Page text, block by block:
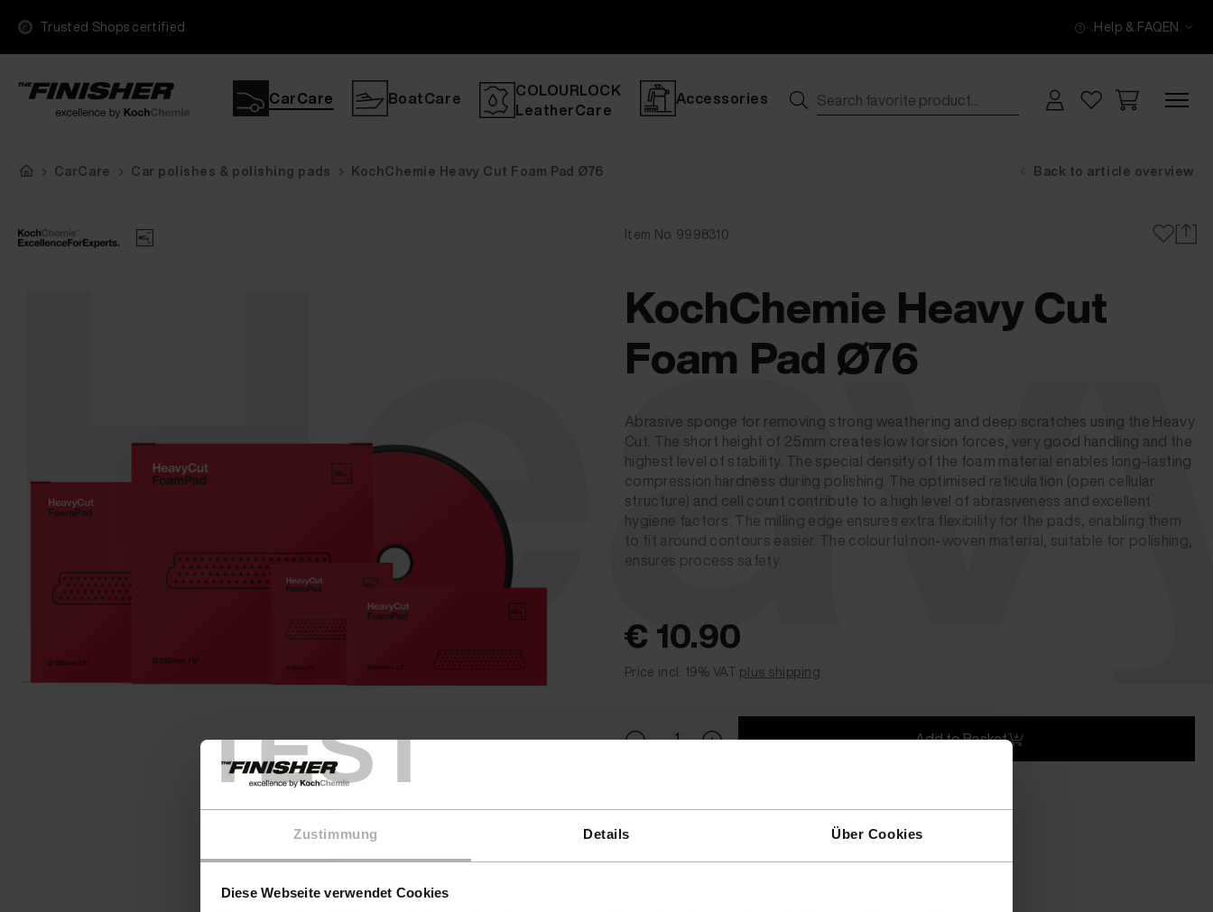
TEST
Zustimmung Details Über Cookies
Diese Webseite verwendet Cookies
Trusted Shops certified Help & FAQEN
CarCare BoatCare
COLOURLOCK
LeatherCare
Accessories
CarCare Car polishes & polishing pads KochChemie Heavy Cut Foam Pad Ø76 Back to article overview
Item No. 9998310
KochChemie Heavy Cut
Foam Pad Ø76
Abrasive sponge for removing strong weathering and deep scratches using the Heavy
Cut. The short height of 25mm creates low torsion forces, very good handling and the
highest level of stability. The special density of the foam material enables long-lasting
compression hardness during polishing. The optimised reticulation (open cellular
structure) and cell count contribute to a high level of abrasiveness and excellent
hygiene factors. The milling edge ensures extra flexibility for the pads, enabling them
to fit around contours easier. The colourful non-woven material, suitable for polishing,
ensures process safety.
€ 10.90
Price incl. 19% VAT plus shipping
Add to Basket